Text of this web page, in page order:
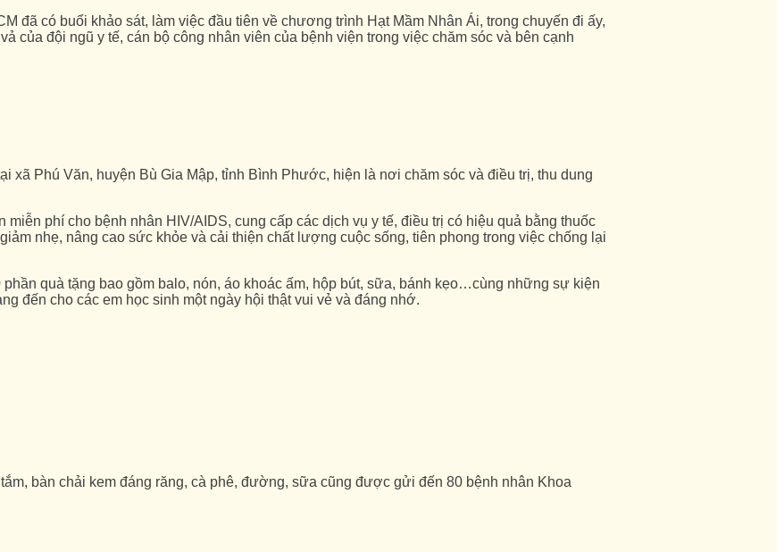
đã có buổi khảo sát, làm việc đầu tiên về chương trình Hạt Mầm Nhân Ái, trong chuyến đi ấy,
của đội ngũ y tế, cán bộ công nhân viên của bệnh viện trong việc chăm sóc và bên cạnh
xã Phú Văn, huyện Bù Gia Mập, tỉnh Bình Phước, hiện là nơi chăm sóc và điều trị, thu dung
phí cho bệnh nhân HIV/AIDS, cung cấp các dịch vụ y tế, điều trị có hiệu quả bằng thuốc
nhẹ, nâng cao sức khỏe và cải thiện chất lượng cuộc sống, tiên phong trong việc chống lại
quà tặng bao gồm balo, nón, áo khoác ấm, hộp bút, sữa, bánh kẹo…cùng những sự kiện
đến cho các em học sinh một ngày hội thật vui vẻ và đáng nhớ.
bàn chải kem đáng răng, cà phê, đường, sữa cũng được gửi đến 80 bệnh nhân Khoa